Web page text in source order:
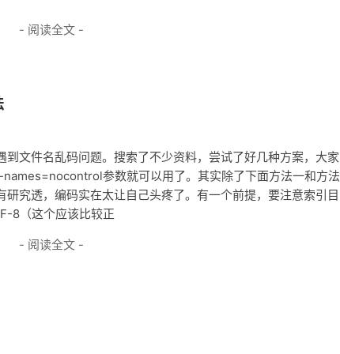
- 阅读全文 -
文件名乱码问题。搜索了不少资料，尝试了好几种方案，大家
参数就可以用了。其实除了下面方法一和方法
究透，编码实在太让自己头疼了。有一个前提，要注意索引目
8（这个应该比较正
- 阅读全文 -